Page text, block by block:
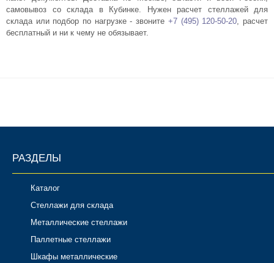
самовывоз со склада в Кубинке. Нужен расчет стеллажей для
склада или подбор по нагрузке - звоните +7 (495) 120-50-20 , расчет
бесплатный и ни к чему не обязывает.
РАЗДЕЛЫ
Каталог
Стеллажи для склада
Металлические стеллажи
Паллетные стеллажи
Шкафы металлические